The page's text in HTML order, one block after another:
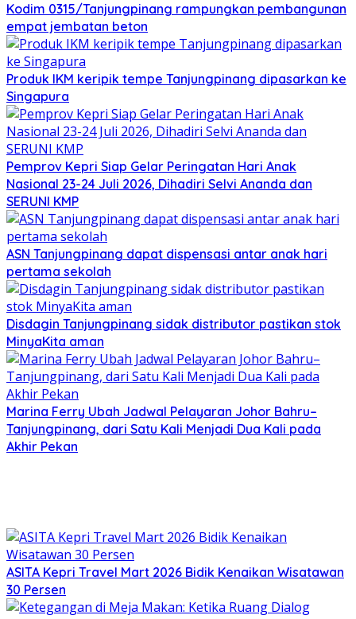
Kodim 0315/Tanjungpinang rampungkan pembangunan
empat jembatan beton
Produk IKM keripik tempe Tanjungpinang dipasarkan ke
Singapura
Pemprov Kepri Siap Gelar Peringatan Hari Anak
Nasional 23-24 Juli 2026, Dihadiri Selvi Ananda dan
SERUNI KMP
ASN Tanjungpinang dapat dispensasi antar anak hari
pertama sekolah
Disdagin Tanjungpinang sidak distributor pastikan stok
MinyaKita aman
Marina Ferry Ubah Jadwal Pelayaran Johor Bahru–
Tanjungpinang, dari Satu Kali Menjadi Dua Kali pada
Akhir Pekan
ASITA Kepri Travel Mart 2026 Bidik Kenaikan Wisatawan
30 Persen